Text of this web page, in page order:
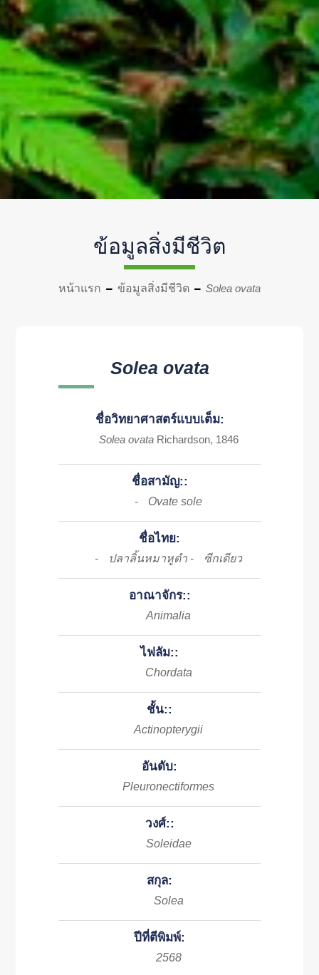
ข้อมูลสิ่งมีชีวิต
หน้าแรก ข้อมูลสิ่งมีชีวิต Solea ovata
Solea ovata
ชื่อวิทยาศาสตร์แบบเต็ม:
Solea ovata Richardson, 1846
ชื่อสามัญ::
- Ovate sole
ชื่อไทย:
- ปลาลิ้นหมาหูดำ - ซีกเดียว
อาณาจักร::
Animalia
ไฟลัม::
Chordata
ชั้น::
Actinopterygii
อันดับ:
Pleuronectiformes
วงศ์::
Soleidae
สกุล:
Solea
ปีที่ตีพิมพ์:
2568